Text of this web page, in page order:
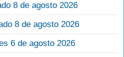
8 de agosto 2026
8 de agosto 2026
6 de agosto 2026